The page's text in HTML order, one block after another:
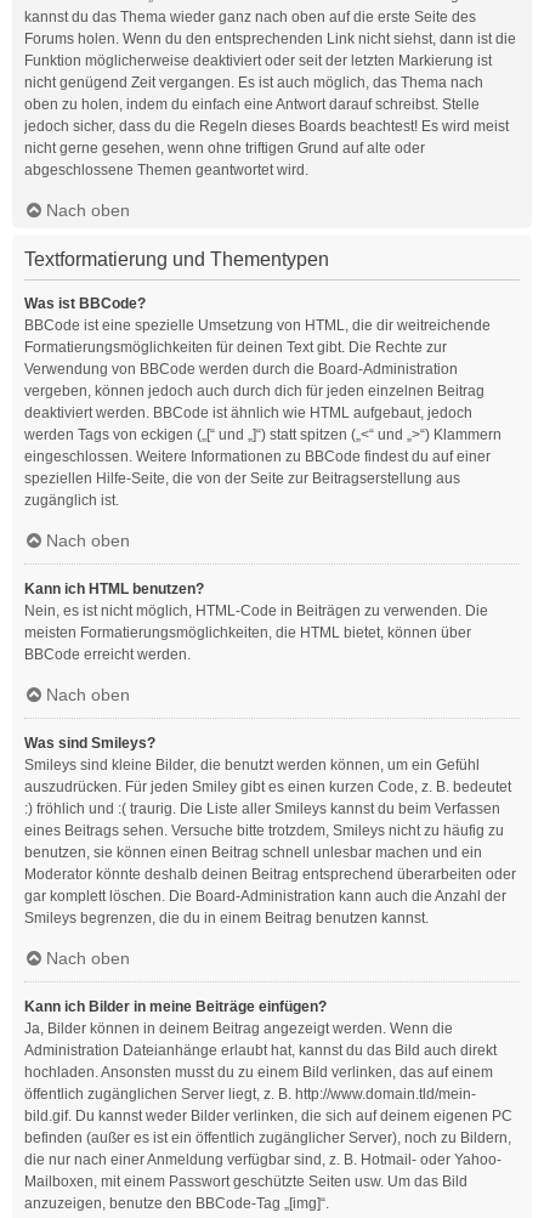
kannst du das Thema wieder ganz nach oben auf die erste Seite des
Forums holen. Wenn du den entsprechenden Link nicht siehst, dann ist die
Funktion möglicherweise deaktiviert oder seit der letzten Markierung ist
nicht genügend Zeit vergangen. Es ist auch möglich, das Thema nach
oben zu holen, indem du einfach eine Antwort darauf schreibst. Stelle
jedoch sicher, dass du die Regeln dieses Boards beachtest! Es wird meist
nicht gerne gesehen, wenn ohne triftigen Grund auf alte oder
abgeschlossene Themen geantwortet wird.
Nach oben
Textformatierung und Thementypen
Was ist BBCode?
BBCode ist eine spezielle Umsetzung von HTML, die dir weitreichende
Formatierungsmöglichkeiten für deinen Text gibt. Die Rechte zur
Verwendung von BBCode werden durch die Board-Administration
vergeben, können jedoch auch durch dich für jeden einzelnen Beitrag
deaktiviert werden. BBCode ist ähnlich wie HTML aufgebaut, jedoch
werden Tags von eckigen („[“ und „]“) statt spitzen („<“ und „>“) Klammern
eingeschlossen. Weitere Informationen zu BBCode findest du auf einer
speziellen Hilfe-Seite, die von der Seite zur Beitragserstellung aus
zugänglich ist.
Nach oben
Kann ich HTML benutzen?
Nein, es ist nicht möglich, HTML-Code in Beiträgen zu verwenden. Die
meisten Formatierungsmöglichkeiten, die HTML bietet, können über
BBCode erreicht werden.
Nach oben
Was sind Smileys?
Smileys sind kleine Bilder, die benutzt werden können, um ein Gefühl
auszudrücken. Für jeden Smiley gibt es einen kurzen Code, z. B. bedeutet
:) fröhlich und :( traurig. Die Liste aller Smileys kannst du beim Verfassen
eines Beitrags sehen. Versuche bitte trotzdem, Smileys nicht zu häufig zu
benutzen, sie können einen Beitrag schnell unlesbar machen und ein
Moderator könnte deshalb deinen Beitrag entsprechend überarbeiten oder
gar komplett löschen. Die Board-Administration kann auch die Anzahl der
Smileys begrenzen, die du in einem Beitrag benutzen kannst.
Nach oben
Kann ich Bilder in meine Beiträge einfügen?
Ja, Bilder können in deinem Beitrag angezeigt werden. Wenn die
Administration Dateianhänge erlaubt hat, kannst du das Bild auch direkt
hochladen. Ansonsten musst du zu einem Bild verlinken, das auf einem
öffentlich zugänglichen Server liegt, z. B. http://www.domain.tld/mein-
bild.gif. Du kannst weder Bilder verlinken, die sich auf deinem eigenen PC
befinden (außer es ist ein öffentlich zugänglicher Server), noch zu Bildern,
die nur nach einer Anmeldung verfügbar sind, z. B. Hotmail- oder Yahoo-
Mailboxen, mit einem Passwort geschützte Seiten usw. Um das Bild
anzuzeigen, benutze den BBCode-Tag „[img]“.